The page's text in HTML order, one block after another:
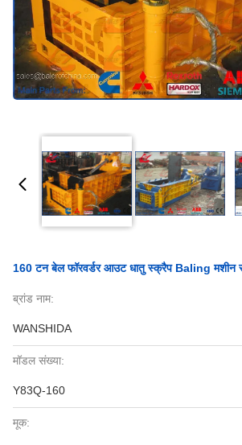
160 टन बेल फॉरवर्डर आउट धातु स्क्रैप Baling मशीन
ब्रांड नाम:
WANSHIDA
मॉडल संख्या:
Y83Q-160
मूक: